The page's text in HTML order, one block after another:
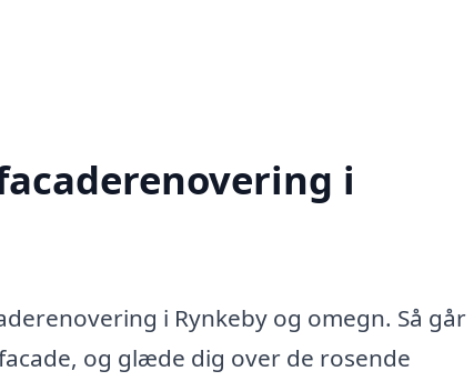
i
i Rynkeby og omegn. Så går
og glæde dig over de rosende